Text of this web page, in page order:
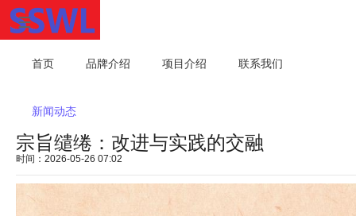
首页 品牌介绍 项目介绍 联系我们
新闻动态
宗旨缱绻：改进与实践的交融
时间：2026-05-26 07:02